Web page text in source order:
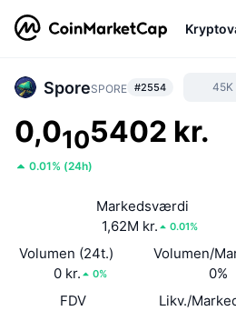
SporeSPORE #2554 45K
0,0105402 kr.
0.01% (24h)
Markedsværdi
1,62M kr.
0.01%
Volumen (24t.)
0 kr.
0%
Volumen/
0%
FDV
Likv./